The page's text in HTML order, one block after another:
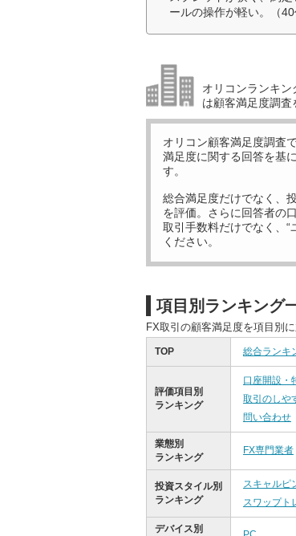
ールの操作が軽い。（40
オリコンランキ
は顧客満足度調査
オリコン顧客満足度調査
満足度に関する回答を基
す。
総合満足度だけでなく、
を評価。さらに回答者の
取引手数料だけでなく、“
ください。
項目別ランキング
FX取引の顧客満足度を項目別
TOP 総合ランキ
評価項目別
ランキング
口座開設・
取引のしや
問い合わせ
業態別
ランキング
FX専門業者
投資スタイル別
ランキング
スキャルピ
スワップト
デバイス別